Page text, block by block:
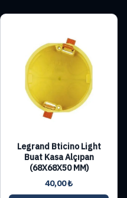
Legrand Bticino Light
Buat Kasa Alçıpan
(68X68X50 MM)
40,00₺